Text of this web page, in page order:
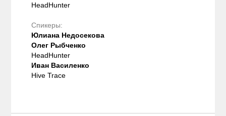
HeadHunter
Спикеры:
Юлиана Недосекова
Олег Рыбченко
HeadHunter
Иван Василенко
Hive Trace